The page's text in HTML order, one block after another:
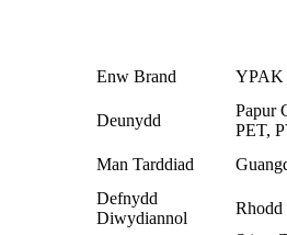
Enw Brand YPAK
Deunydd
Papur
PET,
Man Tarddiad
Defnydd
Diwydiannol
Rhodd